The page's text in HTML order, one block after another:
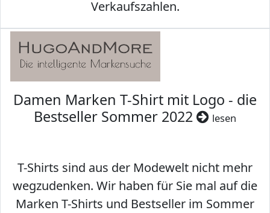
Verkaufszahlen.
Damen Marken T-Shirt mit Logo - die
Bestseller Sommer 2022
lesen
T-Shirts sind aus der Modewelt nicht mehr
wegzudenken. Wir haben für Sie mal auf die
Marken T-Shirts und Bestseller im Sommer